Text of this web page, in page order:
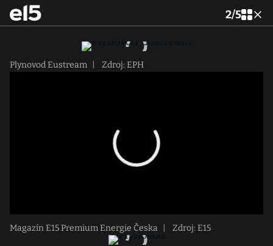
2/5
Plynovod Eustream Zdroj: EPH
Magazín E15 Premium Energie Česka Zdroj: E15